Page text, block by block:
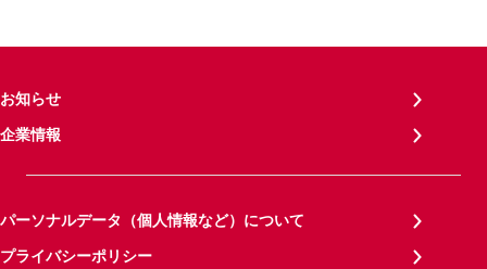
お知らせ
企業情報
パーソナルデータ（個人情報など）について
プライバシーポリシー